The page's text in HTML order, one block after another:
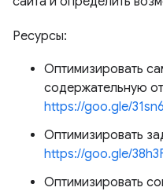
Ресурсы:
Оптимизировать
содержательную
https://goo.gle/
Оптимизировать
https://goo.gle/
Оптимизировать